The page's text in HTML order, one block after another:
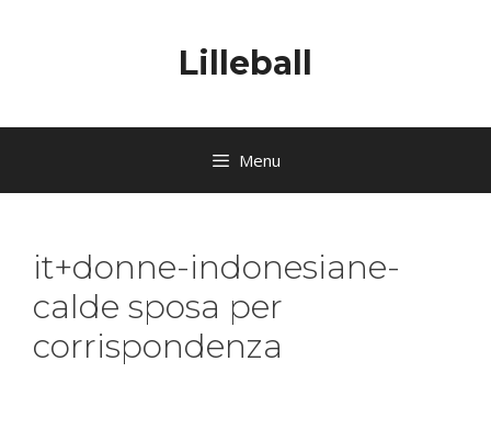
Lilleball
Menu
it+donne-indonesiane-
calde sposa per
corrispondenza